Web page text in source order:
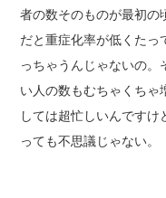
者の数そのものが最初の
だと重症化率が低くた
っちゃうんじゃないの
い人の数もむちゃくちゃ
しては超忙しいんです
っても不思議じゃない。